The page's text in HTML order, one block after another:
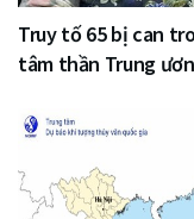
Truy tố 65 bị can
tâm thần Trung